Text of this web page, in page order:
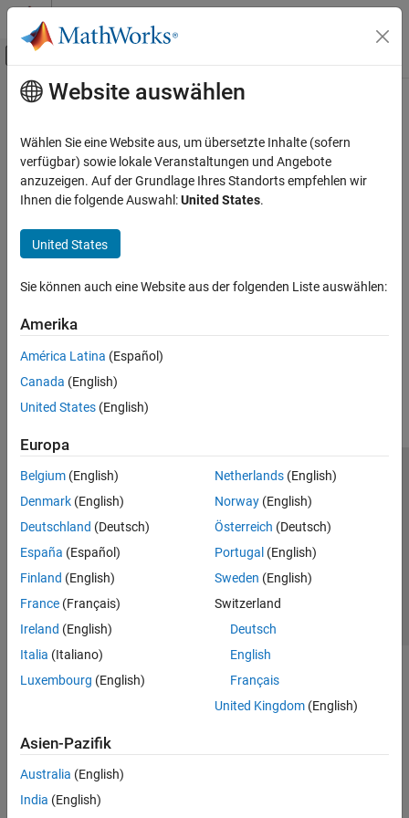
Weiter zum Inhalt
Umschaltung für Off-Canvas-
Startseite der Dokumentation
Hauptinhalt
How useful was this information?
Website auswählen
Wählen Sie eine Website aus, um übersetzte Inhalte (sofern
verfügbar) sowie lokale Veranstaltungen und Angebote
anzuzeigen. Auf der Grundlage Ihres Standorts empfehlen wir
Ihnen die folgende Auswahl:United States.
United States
Sie können auch eine Website aus der folgenden Liste auswählen:
Amerika
América Latina (Español)
Canada (English)
United States (English)
Europa
Belgium (English)
Denmark (English)
Deutschland (Deutsch)
España (Español)
Finland (English)
France (Français)
Ireland (English)
Italia (Italiano)
Luxembourg (English)
Netherlands(English)
Norway(English)
Österreich (Deutsch)
Portugal (English)
Sweden (English)
Switzerland
Deutsch
English
Français
United Kingdom(English)
Asien-Pazifik
Australia (English)
India (English)
Trust Center
Datenschutz-Richtlinien
Datendiebstahl verhindern
Status von Anwendungen
© 1994-2026 The MathWorks, Inc.
Website auswählen
Deutschland